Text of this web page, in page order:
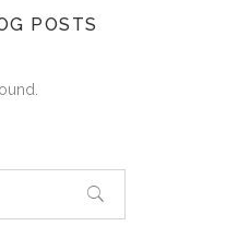
POSTS